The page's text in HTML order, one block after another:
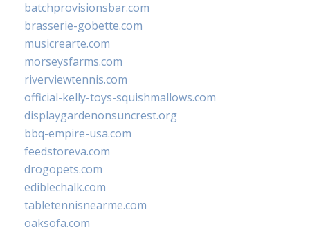
batchprovisionsbar.com
brasserie-gobette.com
musicrearte.com
morseysfarms.com
riverviewtennis.com
official-kelly-toys-squishmallows.com
displaygardenonsuncrest.org
bbq-empire-usa.com
feedstoreva.com
drogopets.com
ediblechalk.com
tabletennisnearme.com
oaksofa.com